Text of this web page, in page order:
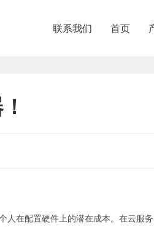
联系我们 首页
在配置硬件上的潜在成本。在云服